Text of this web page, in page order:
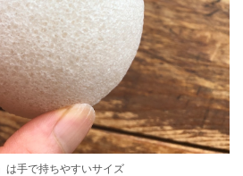
は手で持ちやすいサイズ